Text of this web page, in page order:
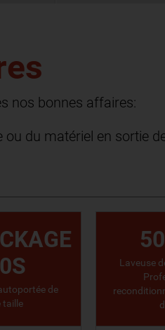
nos bonnes affaires:
du matériel en sortie
de
taille
Laveuse